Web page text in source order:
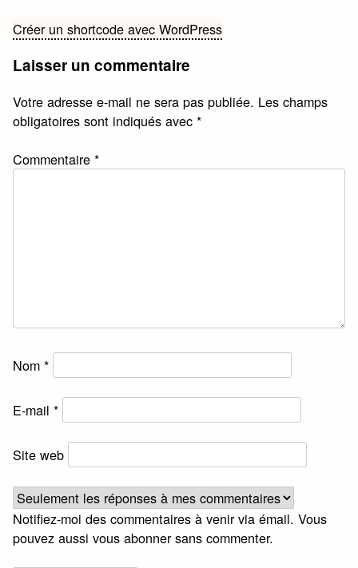
Navigation
de
l’article
Créer un shortcode avec WordPress
Laisser un commentaire
Votre adresse e-mail ne sera pas publiée. Les champs
obligatoires sont indiqués avec*
Commentaire*
Nom*
E-mail*
Site web
Notifiez-moi des commentaires à venir via émail. Vous
pouvez aussivous abonnersans commenter.